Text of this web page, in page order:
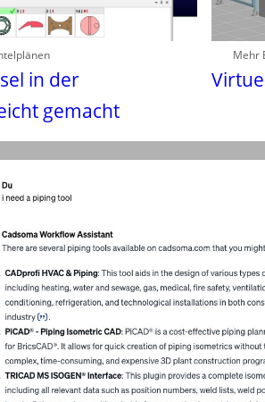
in der
gemacht
Mehr